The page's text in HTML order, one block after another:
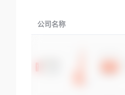
公司名称